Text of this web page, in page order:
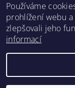
Přidat
2026 ©Čumákův box,
Používáme
prohlížení webu
zlepšovali jeho
informací